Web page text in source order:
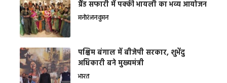
ग्रैंड सफारी में पक्की भायली का भव्य आयोजन
मनोरंजनवुमन
पश्चिम बंगाल में बीजेपी सरकार, शुभेंदु
अधिकारी बने मुख्यमंत्री
भारत